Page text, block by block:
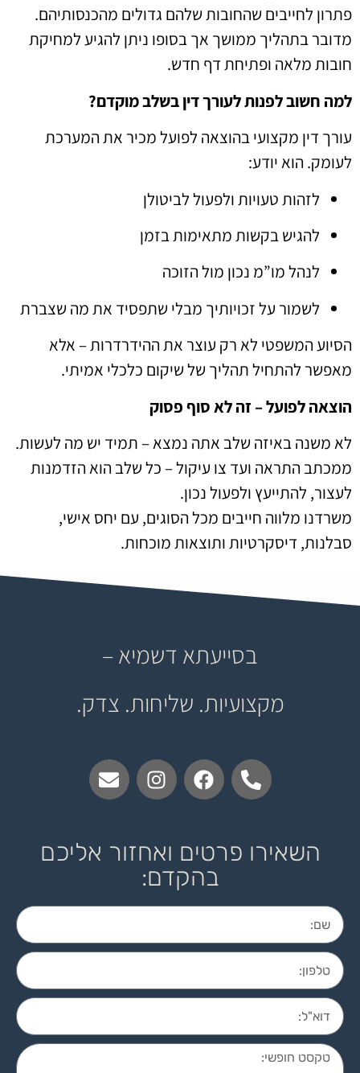
פתרון לחייבים שהחובות שלהם גדולים מהכנסותיהם.
מדובר בתהליך ממושך אך בסופו ניתן להגיע למחיקת
חובות מלאה ופתיחת דף חדש.
למה חשוב לפנות לעורך דין בשלב מוקדם?
עורך דין מקצועי בהוצאה לפועל מכיר את המערכת
לעומק. הוא יודע:
לזהות טעויות ולפעול לביטולן
להגיש בקשות מתאימות בזמן
לנהל מו”מ נכון מול הזוכה
לשמור על זכויותיך מבלי שתפסיד את מה שצברת
הסיוע המשפטי לא רק עוצר את ההידרדרות – אלא
מאפשר להתחיל תהליך של שיקום כלכלי אמיתי.
הוצאה לפועל – זה לא סוף פסוק
לא משנה באיזה שלב אתה נמצא – תמיד יש מה לעשות.
ממכתב התראה ועד צו עיקול – כל שלב הוא הזדמנות
לעצור, להתייעץ ולפעול נכון.
משרדנו מלווה חייבים מכל הסוגים, עם יחס אישי,
סבלנות, דיסקרטיות ותוצאות מוכחות.
בסייעתא דשמיא –
מקצועיות. שליחות. צדק.
השאירו פרטים ואחזור אליכם
בהקדם: